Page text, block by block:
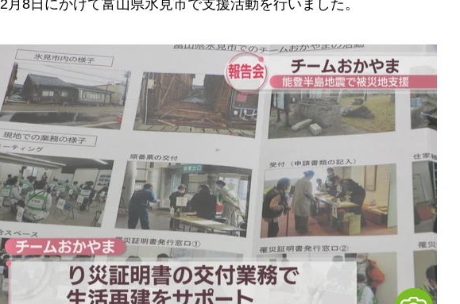
月8日にかけて富山県氷見市で支援活動を行いました。